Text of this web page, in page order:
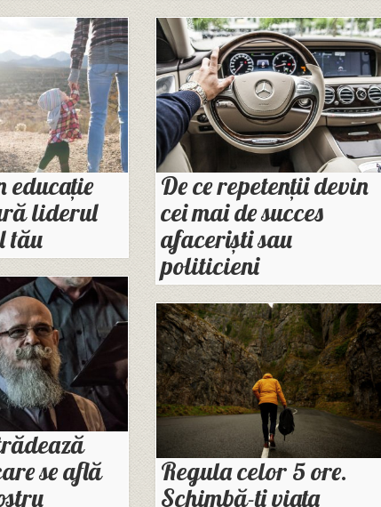
educație
liderul
tău
se află
De ce repetenții devin
cei mai de succes
afaceriști sau
politicieni
Regula celor 5 ore.
Schimbă-ți viața